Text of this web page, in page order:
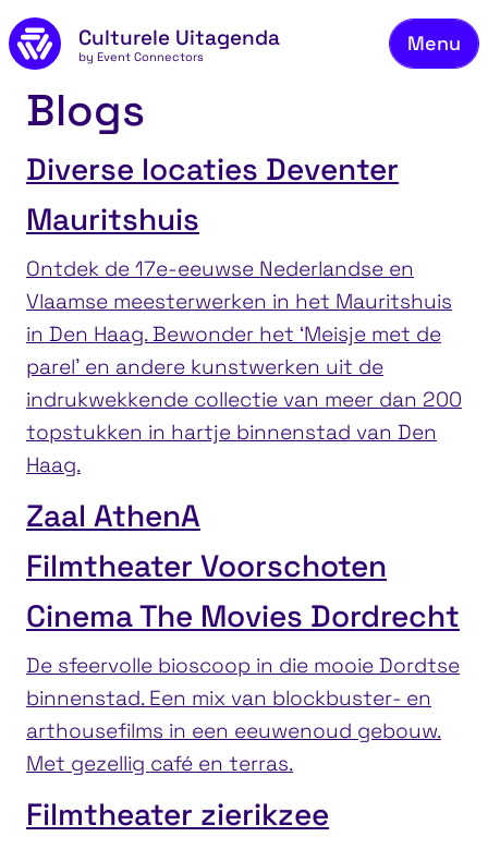
Naar de inhoud
Culturele Uitagenda
by Event Connectors
Menu
Blogs
Diverse locaties Deventer
Mauritshuis
Ontdek de 17e-eeuwse Nederlandse en
Vlaamse meesterwerken in het Mauritshuis
in Den Haag. Bewonder het ‘Meisje met de
parel’ en andere kunstwerken uit de
indrukwekkende collectie van meer dan 200
topstukken in hartje binnenstad van Den
Haag.
Zaal AthenA
Filmtheater Voorschoten
Cinema The Movies Dordrecht
De sfeervolle bioscoop in die mooie Dordtse
binnenstad. Een mix van blockbuster- en
arthousefilms in een eeuwenoud gebouw.
Met gezellig café en terras.
Filmtheater zierikzee